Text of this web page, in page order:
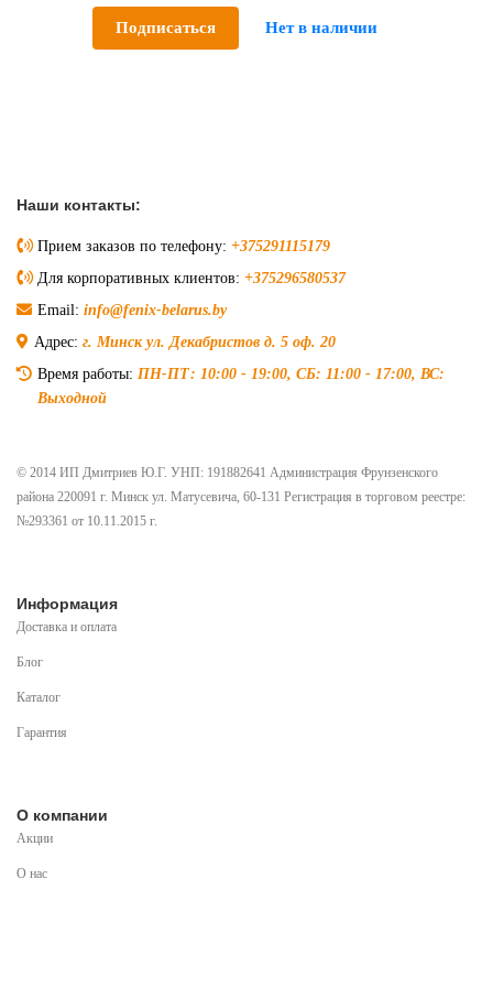
Подписаться Нет в наличии
Наши контакты:
Прием заказов по телефону: +375291115179
Для корпоративных клиентов: +375296580537
Email: info@fenix-belarus.by
Адрес: г. Минск ул. Декабристов д. 5 оф. 20
Время работы: ПН-ПТ: 10:00 - 19:00, СБ: 11:00 - 17:00, ВС:
Выходной
© 2014 ИП Дмитриев Ю.Г. УНП: 191882641 Администрация Фрунзенского
района 220091 г. Минск ул. Матусевича, 60-131 Регистрация в торговом реестре:
№293361 от 10.11.2015 г.
Информация
Доставка и оплата
Блог
Каталог
Гарантия
О компании
Акции
О нас